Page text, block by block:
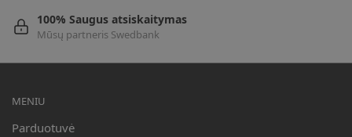
100% Saugus atsiskaitymas
Mūsų partneris Swedbank
MENIU
Parduotuvė